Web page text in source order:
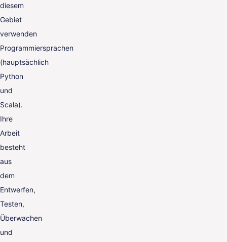
diesem
Gebiet
verwenden
Programmiersprachen
(hauptsächlich
Python
und
Scala).
Ihre
Arbeit
besteht
aus
dem
Entwerfen,
Testen,
Überwachen
und